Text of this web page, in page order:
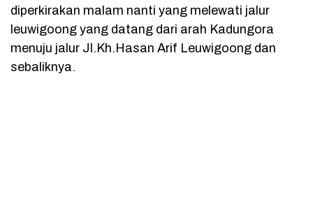
diperkirakan malam nanti yang melewati jalur
leuwigoong yang datang dari arah Kadungora
menuju jalur Jl.Kh.Hasan Arif Leuwigoong dan
sebaliknya.